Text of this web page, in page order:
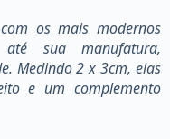
os mais modernos
sua manufatura,
Medindo 2 x 3cm, elas
e um complemento